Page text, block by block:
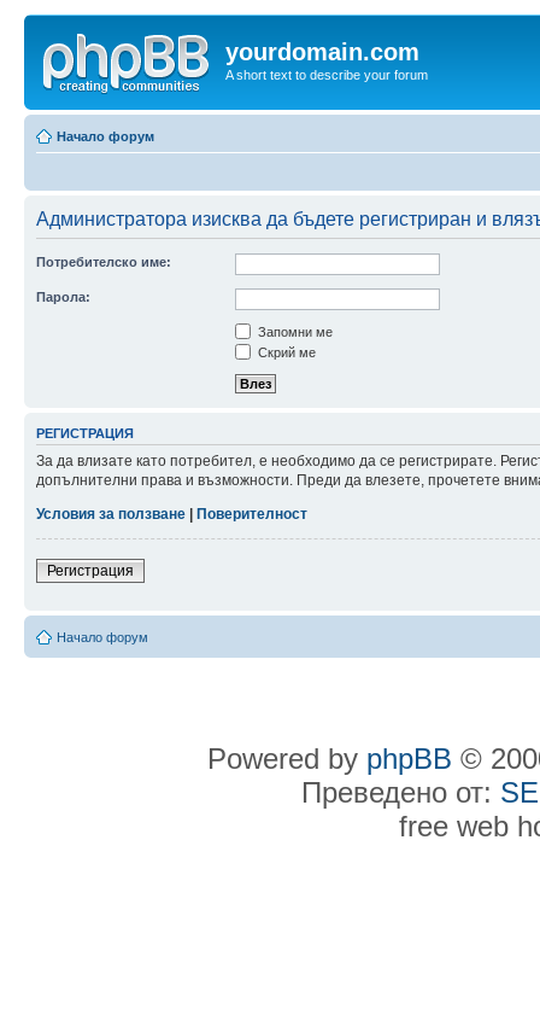
yourdomain.com
A short text to describe your forum
Начало форум
Администратора изисква да бъдете регистриран и
Потребителско име:
Парола:
Запомни ме
Скрий ме
РЕГИСТРАЦИЯ
За да влизате като потребител, е необходимо да се регистрирате.
допълнителни права и възможности. Преди да влезете, прочетете
Условия за ползване
Поверителност
Регистрация
Начало форум
Powered by phpBB ©
Преведено от:
free web